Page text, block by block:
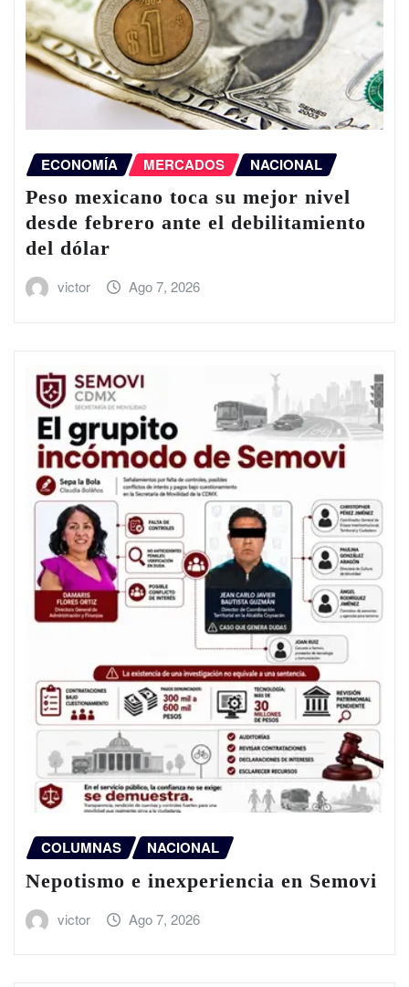
ECONOMÍA MERCADOS NACIONAL
Peso mexicano toca su mejor nivel
desde febrero ante el debilitamiento
del dólar
victor Ago 7, 2026
COLUMNAS NACIONAL
Nepotismo e inexperiencia en Semovi
victor Ago 7, 2026